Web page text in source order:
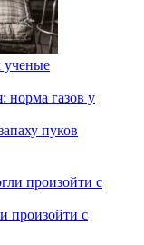
ученые
пуков
произойти с